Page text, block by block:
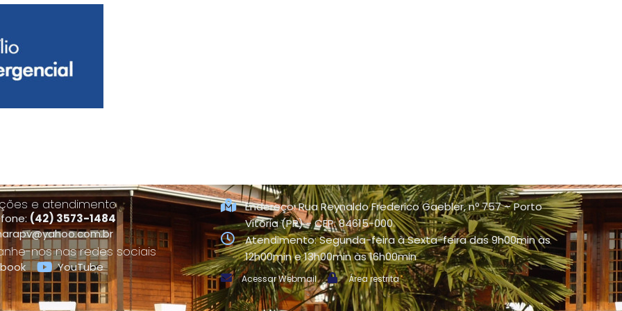
e atendimento
(42) 3573-1484
nos nas redes sociais
YouTube
Endereço: Rua Reynaldo Frederico Gaebler, nº 757 – Porto
Vitória (PR) - CEP: 84615-000
Atendimento: Segunda-feira à Sexta-feira das 9h00min às
12h00min e 13h00min às 16h00min
Acessar Webmail Área restrita